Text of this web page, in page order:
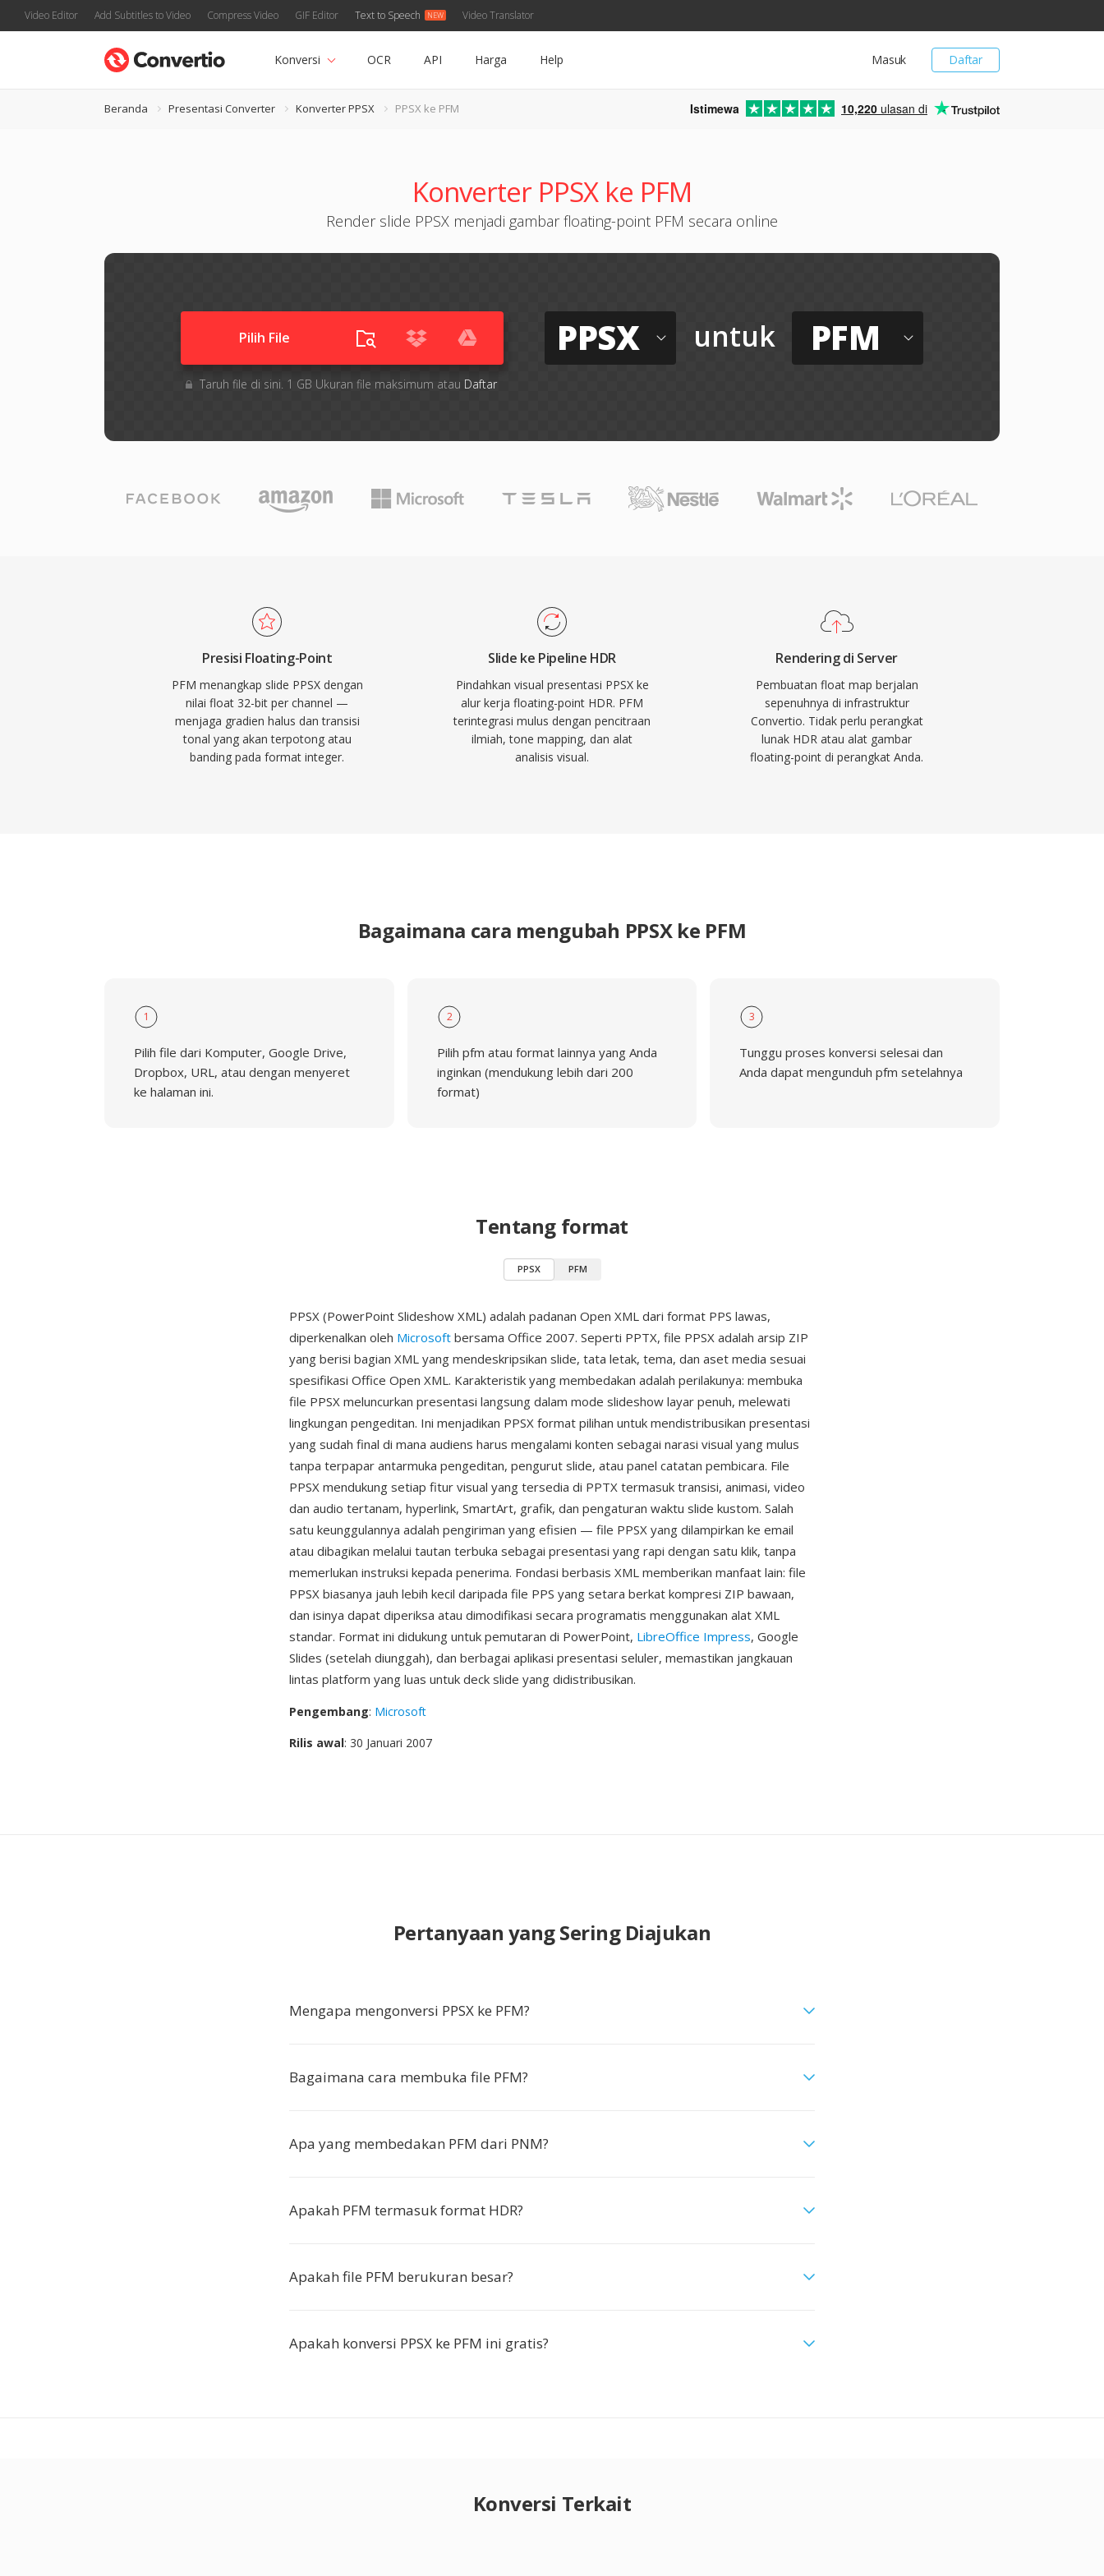
Video Editor Add Subtitles to Video Compress Video GIF Editor Text to Speech Video Translator
Daftar
Masuk
Konversi OCR API Harga Help
Beranda Presentasi Converter Konverter PPSX PPSX ke PFM Istimewa 10,220 ulasan di
Konverter PPSX ke PFM
Render slide PPSX menjadi gambar floating-point PFM secara online
Pilih File
Taruh file di sini. 1 GB Ukuran file maksimum atau Daftar
PPSX untuk PFM
Presisi Floating-Point
PFM menangkap slide PPSX dengan
nilai float 32-bit per channel —
menjaga gradien halus dan transisi
tonal yang akan terpotong atau
banding pada format integer.
Slide ke Pipeline HDR
Pindahkan visual presentasi PPSX ke
alur kerja floating-point HDR. PFM
terintegrasi mulus dengan pencitraan
ilmiah, tone mapping, dan alat
analisis visual.
Rendering di Server
Pembuatan float map berjalan
sepenuhnya di infrastruktur
Convertio. Tidak perlu perangkat
lunak HDR atau alat gambar
floating-point di perangkat Anda.
Bagaimana cara mengubah PPSX ke PFM
1
Pilih file dari Komputer, Google Drive,
Dropbox, URL, atau dengan menyeret
ke halaman ini.
2
Pilih pfm atau format lainnya yang Anda
inginkan (mendukung lebih dari 200
format)
3
Tunggu proses konversi selesai dan
Anda dapat mengunduh pfm setelahnya
Tentang format
PPSX PFM
PPSX (PowerPoint Slideshow XML) adalah padanan Open XML dari format PPS lawas,
diperkenalkan oleh Microsoft bersama Office 2007. Seperti PPTX, file PPSX adalah arsip ZIP
yang berisi bagian XML yang mendeskripsikan slide, tata letak, tema, dan aset media sesuai
spesifikasi Office Open XML. Karakteristik yang membedakan adalah perilakunya: membuka
file PPSX meluncurkan presentasi langsung dalam mode slideshow layar penuh, melewati
lingkungan pengeditan. Ini menjadikan PPSX format pilihan untuk mendistribusikan presentasi
yang sudah final di mana audiens harus mengalami konten sebagai narasi visual yang mulus
tanpa terpapar antarmuka pengeditan, pengurut slide, atau panel catatan pembicara. File
PPSX mendukung setiap fitur visual yang tersedia di PPTX termasuk transisi, animasi, video
dan audio tertanam, hyperlink, SmartArt, grafik, dan pengaturan waktu slide kustom. Salah
satu keunggulannya adalah pengiriman yang efisien — file PPSX yang dilampirkan ke email
atau dibagikan melalui tautan terbuka sebagai presentasi yang rapi dengan satu klik, tanpa
memerlukan instruksi kepada penerima. Fondasi berbasis XML memberikan manfaat lain: file
PPSX biasanya jauh lebih kecil daripada file PPS yang setara berkat kompresi ZIP bawaan,
dan isinya dapat diperiksa atau dimodifikasi secara programatis menggunakan alat XML
standar. Format ini didukung untuk pemutaran di PowerPoint, LibreOffice Impress, Google
Slides (setelah diunggah), dan berbagai aplikasi presentasi seluler, memastikan jangkauan
lintas platform yang luas untuk deck slide yang didistribusikan.
Pengembang: Microsoft
Rilis awal: 30 Januari 2007
Pertanyaan yang Sering Diajukan
Mengapa mengonversi PPSX ke PFM?
Bagaimana cara membuka file PFM?
Apa yang membedakan PFM dari PNM?
Apakah PFM termasuk format HDR?
Apakah file PFM berukuran besar?
Apakah konversi PPSX ke PFM ini gratis?
Konversi Terkait